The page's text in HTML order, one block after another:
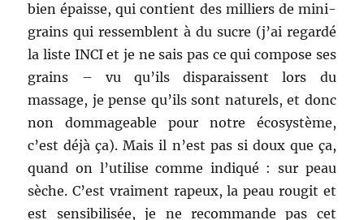
bien épaisse, qui contient des milliers de mini-
grains qui ressemblent à du sucre (j’ai regardé
la liste INCI et je ne sais pas ce qui compose ses
grains – vu qu’ils disparaissent lors du
massage, je pense qu’ils sont naturels, et donc
non dommageable pour notre écosystème,
c’est déjà ça). Mais il n’est pas si doux que ça,
quand on l’utilise comme indiqué : sur peau
sèche. C’est vraiment rapeux, la peau rougit et
est sensibilisée, je ne recommande pas cet